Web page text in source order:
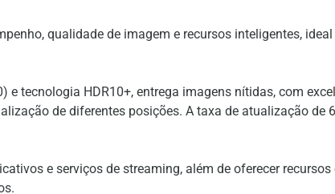
qualidade de imagem e recursos inteligentes,
tecnologia HDR10+, entrega imagens nítidas, com
de diferentes posições. A taxa de atualização de
e serviços de streaming, além de oferecer